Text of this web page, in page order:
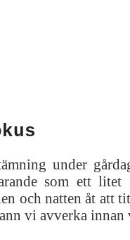
under
som ett litet
och natten åt att
vi avverka